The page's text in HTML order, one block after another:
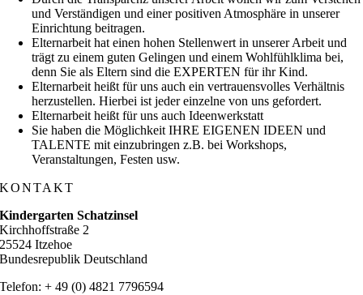
und Verständigen und einer positiven Atmosphäre in unserer
Einrichtung beitragen.
Elternarbeit hat einen hohen Stellenwert in unserer Arbeit und
trägt zu einem guten Gelingen und einem Wohlfühlklima bei,
denn Sie als Eltern sind die EXPERTEN für ihr Kind.
Elternarbeit heißt für uns auch ein vertrauensvolles Verhältnis
herzustellen. Hierbei ist jeder einzelne von uns gefordert.
Elternarbeit heißt für uns auch Ideenwerkstatt
Sie haben die Möglichkeit IHRE EIGENEN IDEEN und
TALENTE mit einzubringen z.B. bei Workshops,
Veranstaltungen, Festen usw.
KONTAKT
Kindergarten Schatzinsel
Kirchhoffstraße 2
25524 Itzehoe
Bundesrepublik Deutschland
Telefon: + 49 (0) 4821 7796594